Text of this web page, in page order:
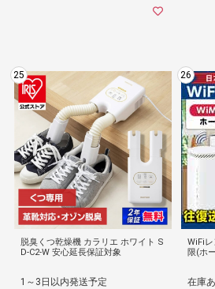
25
脱臭くつ乾燥機 カラリエ ホワイト S
D-C2-W 安心延長保証対象
1～3日以内発送予定
26
WiFi
限(ホ
在庫